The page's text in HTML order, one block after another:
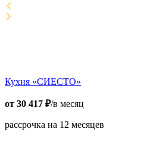
Кухня «СИЕСТО»
от 30 417 ₽/в месяц
рассрочка на 12 месяцев